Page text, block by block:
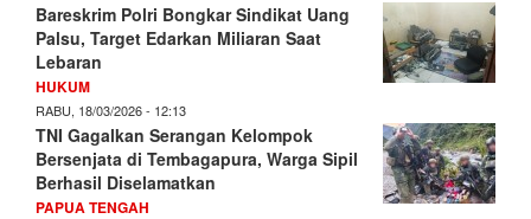
Bareskrim Polri Bongkar Sindikat Uang
Palsu, Target Edarkan Miliaran Saat
Lebaran
HUKUM
RABU, 18/03/2026 - 12:13
TNI Gagalkan Serangan Kelompok
Bersenjata di Tembagapura, Warga Sipil
Berhasil Diselamatkan
PAPUA TENGAH